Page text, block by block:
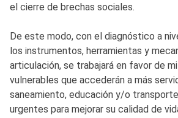
el cierre de brechas sociales.
De este modo, con el diagnóstico a
los instrumentos, herramientas y
articulación, se trabajará en favor de
vulnerables que accederán a más
saneamiento, educación y/o
urgentes para mejorar su calidad de